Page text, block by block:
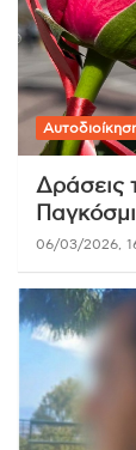
Δράσεις
06/03/2026,